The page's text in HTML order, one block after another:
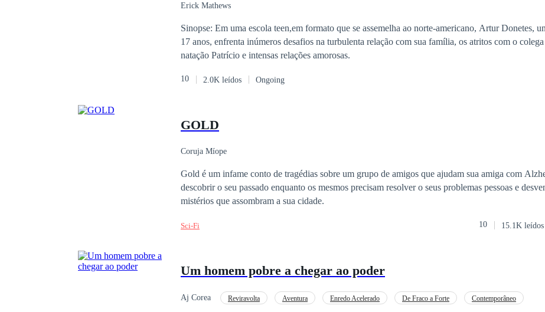
Erick Mathews
Sinopse: Em uma escola teen,em formato que se assemelha ao norte-americano, Artur Donetes,
17 anos, enfrenta inúmeros desafios na turbulenta relação com sua família, os atritos com o
natação Patrício e intensas relações amorosas.
10 2.0K leídos Ongoing
GOLD
Coruja Míope
Gold é um infame conto de tragédias sobre um grupo de amigos que ajudam sua amiga com
descobrir o seu passado enquanto os mesmos precisam resolver o seus problemas pessoas e
mistérios que assombram a sua cidade.
Sci-Fi 10 15.1K leídos
Um homem pobre a chegar ao poder
Aj Corea Reviravolta Aventura Enredo Acelerado De Fraco a Forte
Contemporâneo